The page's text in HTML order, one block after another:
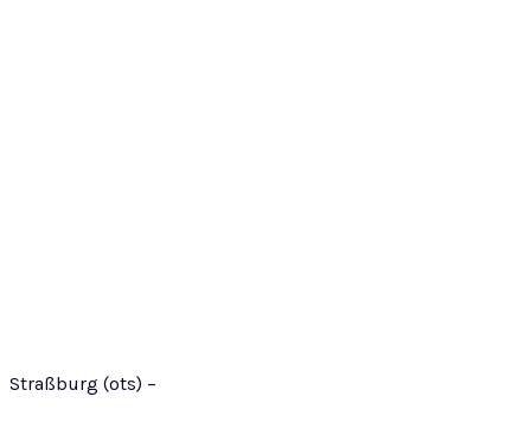
Straßburg (ots) –